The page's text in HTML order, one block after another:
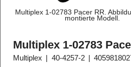
Multiplex 1-02783 Pacer RR.
montierte Modell.
Multiplex 1-02783
Multiplex 40-4257-2